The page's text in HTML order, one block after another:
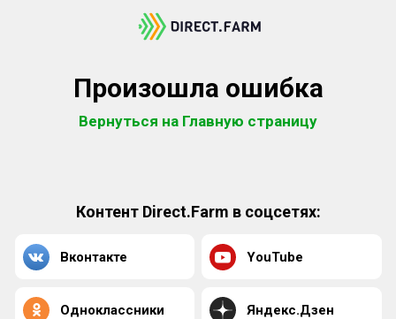
Произошла ошибка
Вернуться на Главную страницу
Контент Direct.Farm в соцсетях:
Вконтакте YouTube
Одноклассники Яндекс.Дзен